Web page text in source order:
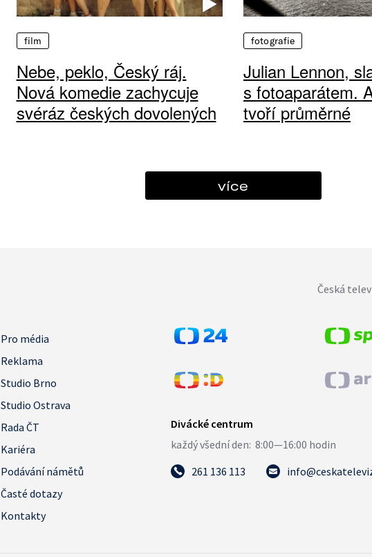
film
Nebe, peklo, Český ráj.
Nová komedie zachycuje
svéráz českých dovolených
fotografie
Julian Lennon,
s fotoaparátem.
tvoří průměrné
více
Česká
Pro média
Reklama
Studio Brno
Studio Ostrava
Rada ČT
Kariéra
Podávání námětů
Časté dotazy
Kontakty
261 136 113